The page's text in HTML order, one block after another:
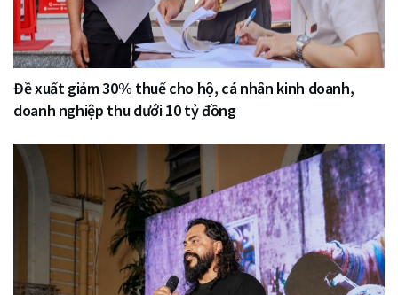
Đề xuất giảm 30% thuế cho hộ, cá nhân kinh doanh,
doanh nghiệp thu dưới 10 tỷ đồng